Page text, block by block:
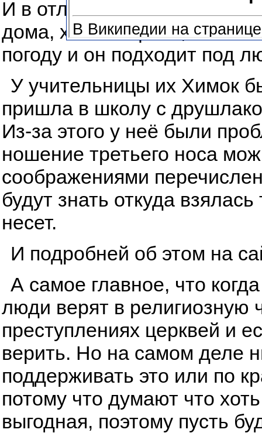
И в отличии от друшлака
дома, хоть в офисе, хоть
погоду и он подходит под
У учительницы их Химок
пришла в школу с
Из-за этого у неё были
ношение третьего носа
соображениями
будут знать откуда
несет.
И подробней об этом на
А самое главное, что
люди верят в религиозную
преступлениях церквей и
верить. Но на самом деле
поддерживать это или по
потому что думают что
выгодная, поэтому пусть